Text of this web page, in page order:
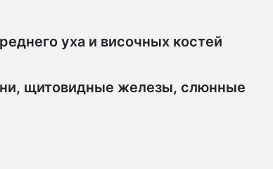
уха и височных костей
щитовидные железы, слюнные